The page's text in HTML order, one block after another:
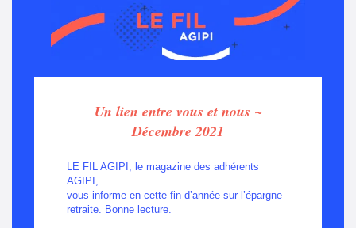
Un lien entre vous et nous ~
Décembre 2021
LE FIL AGIPI, le magazine des adhérents
AGIPI,
vous informe en cette fin d’année sur l’épargne
retraite. Bonne lecture.